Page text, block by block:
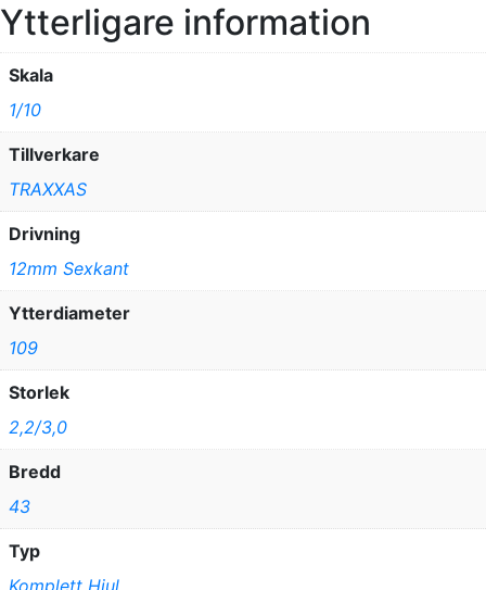
Ytterligare information
Skala
1/10
Tillverkare
TRAXXAS
Drivning
12mm Sexkant
Ytterdiameter
109
Storlek
2,2/3,0
Bredd
43
Typ